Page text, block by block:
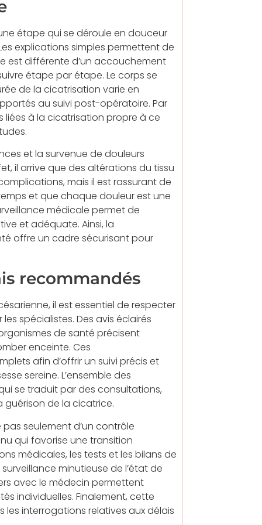
étape qui se déroule en douceur
explications simples permettent de
est différente d’un accouchement
étape par étape. Le corps se
de la cicatrisation varie en
au suivi post-opératoire. Par
liées à la cicatrisation propre à ce
et la survenue de douleurs
il arrive que des altérations du tissu
mais il est rassurant de
et que chaque douleur est une
médicale permet de
et adéquate. Ainsi, la
offre un cadre sécurisant pour
recommandés
il est essentiel de respecter
spécialistes. Des avis éclairés
de santé précisent
enceinte. Ces
afin d’offrir un suivi précis et
sereine. L’ensemble des
se traduit par des consultations,
guérison de la cicatrice.
seulement d’un contrôle
qui favorise une transition
médicales, les tests et les bilans de
minutieuse de l’état de
avec le médecin permettent
individuelles. Finalement, cette
interrogations relatives aux délais